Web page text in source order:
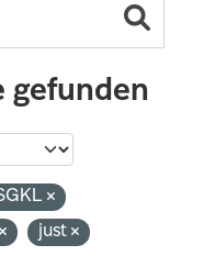
gefunden
just